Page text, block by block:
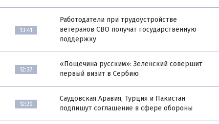
13:41
Работодатели при трудоустройстве
ветеранов СВО получат государственную
поддержку
12:37
«Пощёчина русским»: Зеленский совершит
первый визит в Сербию
12:20
Саудовская Аравия, Турция и Пакистан
подпишут соглашение в сфере обороны